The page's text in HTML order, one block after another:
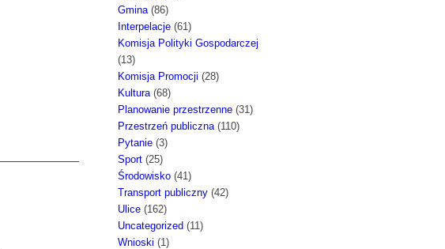
Gmina(86)
Interpelacje (61)
Komisja Polityki Gospodarczej
(13)
Komisja Promocji (28)
Kultura(68)
Planowanie przestrzenne (31)
Przestrzeń publiczna(110)
Pytanie (3)
Sport (25)
Środowisko (41)
Transport publiczny (42)
Ulice (162)
Uncategorized (11)
Wnioski (1)